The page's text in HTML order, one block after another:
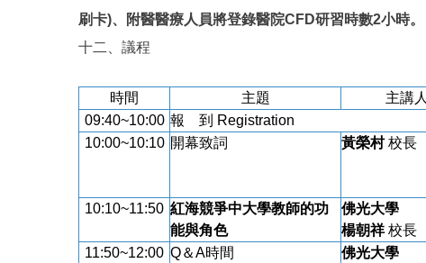
刷卡)、附醫醫療人員將登錄醫院CFD研習時數2小時。
十二、議程
時間 主題 主講人
09:40~10:00 報 到 Registration
10:00~10:10 開幕致詞 黃榮村校長
10:10~11:50 紅海競爭中大學教師的功
能與角色
佛光大學
楊朝祥校長
11:50~12:00 Q＆A時間
佛光大學